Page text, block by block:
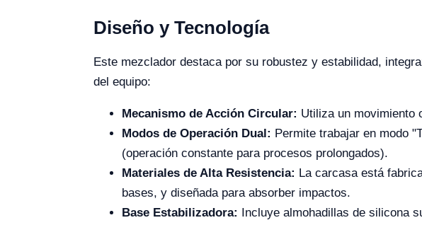
Diseño y Tecnología
Este mezclador destaca por su robustez y estabilidad,
del equipo:
Mecanismo de Acción Circular: Utiliza un movimiento
Modos de Operación Dual: Permite trabajar en modo
(operación constante para procesos prolongados).
Materiales de Alta Resistencia: La carcasa está
bases, y diseñada para absorber impactos.
Base Estabilizadora: Incluye almohadillas de silicona